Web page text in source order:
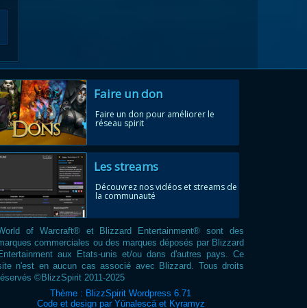
Faire un don
Faire un don pour améliorer le
réseau spirit
Les streams
Découvrez nos vidéos et streams de
la communauté
of Warcraft® et Blizzard Entertainment® sont des
commerciales ou des marques déposés par Blizzard
aux Etats-unis et/ou dans d'autres pays. Ce
n'est en aucun cas associé avec Blizzard. Tous droits
©BlizzSpirit 2011-2025
Thème : BlizzSpirit Wordpress 6.71
Code et design par Yünalescä et Kyramyz